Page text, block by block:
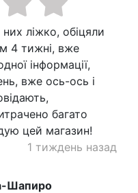
ліжко, обіцяли
4 тижні, вже
інформації,
вже ось-ось і
багато
цей магазин!
1 тиждень назад
Шапиро